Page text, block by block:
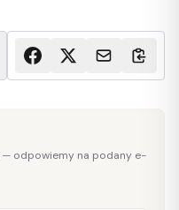
odpowiemy na podany e-